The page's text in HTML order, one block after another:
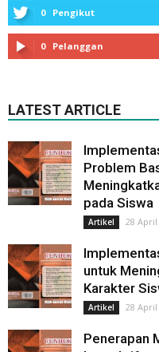
0 Pengikut
0 Pelanggan
LATEST ARTICLE
Problem
pada Siswa
Artikel 28 April
untuk
Karakter
Artikel 28 April
Penerapan